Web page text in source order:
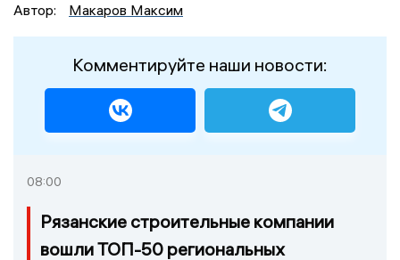
Автор:
Макаров Максим
Комментируйте наши новости:
08:00
Рязанские строительные компании
вошли ТОП-50 региональных